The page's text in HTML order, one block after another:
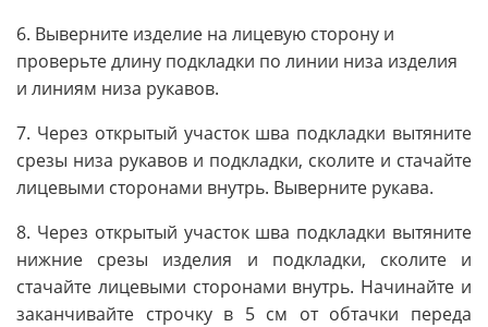
6. Выверните изделие на лицевую сторону и
проверьте длину подкладки по линии низа изделия
и линиям низа рукавов.
7. Через открытый участок шва подкладки вытяните
срезы низа рукавов и подкладки, сколите и стачайте
лицевыми сторонами внутрь. Выверните рукава.
8. Через открытый участок шва подкладки вытяните
нижние срезы изделия и подкладки, сколите и
стачайте лицевыми сторонами внутрь. Начинайте и
заканчивайте строчку в 5 см от обтачки переда